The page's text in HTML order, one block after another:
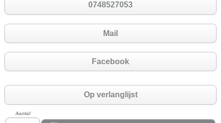
0748527053
Mail
Facebook
Op verlanglijst
Aantal